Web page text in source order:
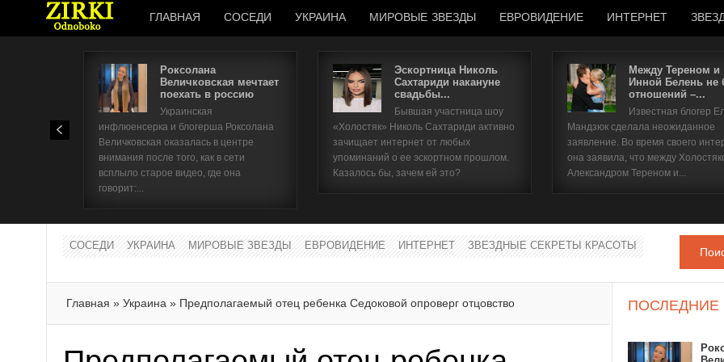
ГЛАВНАЯ СОСЕДИ УКРАИНА МИРОВЫЕ ЗВЕЗДЫ ЕВРОВИДЕНИЕ ИНТЕРНЕТ
Роксолана
Величковская мечтает
поехать в россию
Украинская
инфлюенсерка и блогерша Роксолана
Величковская оказалась в центре
внимания после того, как в сети
всплыло старое видео, где она
говорит:...
Эскортница Николь
Сахтариди накануне
свадьбы...
Бывшая участница шоу
«Холостяк» Николь Сахтариди активно
зачищает интернет от любых
упоминаний о ее эскортном прошлом.
Казалось бы, зачем ей это?
Между Тереном и
Инной Белень не
отношений –...
Известная блогер
Мандзюк сделала неожиданное
заявление. Во время своего
она заявила, что между
Александром Тереном и...
СОСЕДИ УКРАИНА МИРОВЫЕ ЗВЕЗДЫ ЕВРОВИДЕНИЕ ИНТЕРНЕТ ЗВЕЗДНЫЕ СЕКРЕТЫ КРАСОТЫ
Главная » Украина » Предполагаемый отец ребенка Седоковой опроверг отцовство ПОСЛЕДНИЕ
Имя пользователя
Забыли имя пользователя?